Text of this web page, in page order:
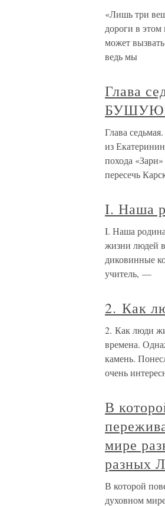
«Лишь три
дороги в этом
может
ведь мы
Глава
Глава
из
похода
пересечь
I. Наша
I. Наша
жизни людей
диковинные
учитель, —
2. Как
2. Как люди
времена.
камень.
очень
В
мире
разных
В которой
духовном